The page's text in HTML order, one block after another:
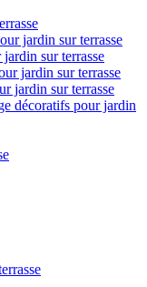
jardin sur terrasse
sur terrasse
jardin sur terrasse
jardin sur terrasse
décoratifs pour jardin